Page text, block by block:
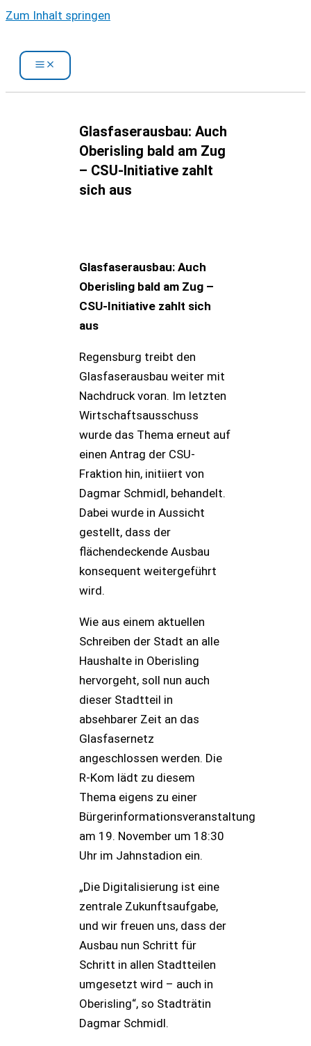
Zum Inhalt springen
Glasfaserausbau: Auch
Oberisling bald am Zug
– CSU-Initiative zahlt
sich aus
Glasfaserausbau: Auch
Oberisling bald am Zug –
CSU-Initiative zahlt sich
aus
Regensburg treibt den
Glasfaserausbau weiter mit
Nachdruck voran. Im letzten
Wirtschaftsausschuss
wurde das Thema erneut auf
einen Antrag der CSU-
Fraktion hin, initiiert von
Dagmar Schmidl, behandelt.
Dabei wurde in Aussicht
gestellt, dass der
flächendeckende Ausbau
konsequent weitergeführt
wird.
Wie aus einem aktuellen
Schreiben der Stadt an alle
Haushalte in Oberisling
hervorgeht, soll nun auch
dieser Stadtteil in
absehbarer Zeit an das
Glasfasernetz
angeschlossen werden. Die
R-Kom lädt zu diesem
Thema eigens zu einer
Bürgerinformationsveranstaltung
am 19. November um 18:30
Uhr im Jahnstadion ein.
„Die Digitalisierung ist eine
zentrale Zukunftsaufgabe,
und wir freuen uns, dass der
Ausbau nun Schritt für
Schritt in allen Stadtteilen
umgesetzt wird – auch in
Oberisling“, so Stadträtin
Dagmar Schmidl.